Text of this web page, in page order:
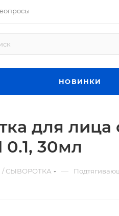
НОВИНКИ
для лица
30мл
/ СЫВОРОТКА —